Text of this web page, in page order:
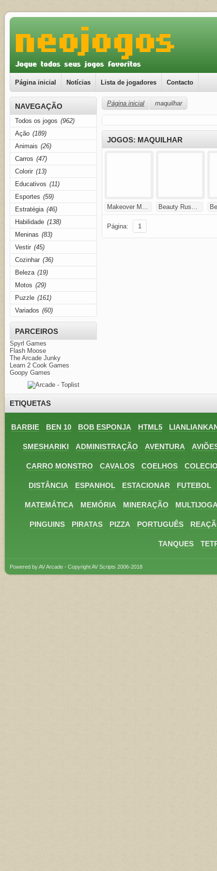
Página inicial Notícias Lista de jogadores Contacto
NAVEGAÇÃO
Todos os jogos (962)
Ação (189)
Animais (26)
Carros (47)
Colorir (13)
Educativos (11)
Esportes (59)
Estratégia (46)
Habilidade (138)
Meninas (83)
Vestir (45)
Cozinhar (36)
Beleza (19)
Motos (29)
Puzzle (161)
Variados (60)
PARCEIROS
Spyrl Games
Flash Moose
The Arcade Junky
Learn 2 Cook Games
Goopy Games
Página inicial maquilhar
JOGOS: MAQUILHAR
Makeover M… Beauty Rus…
Página: 1
ETIQUETAS
BARBIE BEN 10 BOB ESPONJA HTML5
SMESHARIKI ADMINISTRAÇÃO AVENTURA
CARRO MONSTRO CAVALOS COELHOS
DISTÂNCIA ESPANHOL ESTACIONAR FUTEBOL
MATEMÁTICA MEMÓRIA MINERAÇÃO
PINGUINS PIRATAS PIZZA PORTUGUÊS
TANQUES
Powered by AV Arcade - Copyright AV Scripts 2006-2018